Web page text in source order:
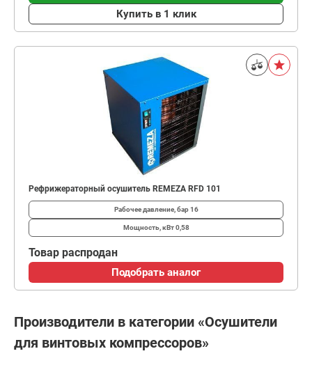
Купить в 1 клик
Рефрижераторный осушитель REMEZA RFD 101
Рабочее давление, бар16
Мощность, кВт0,58
Товар распродан
Подобрать аналог
Производители в категории «Осушители
для винтовых компрессоров»